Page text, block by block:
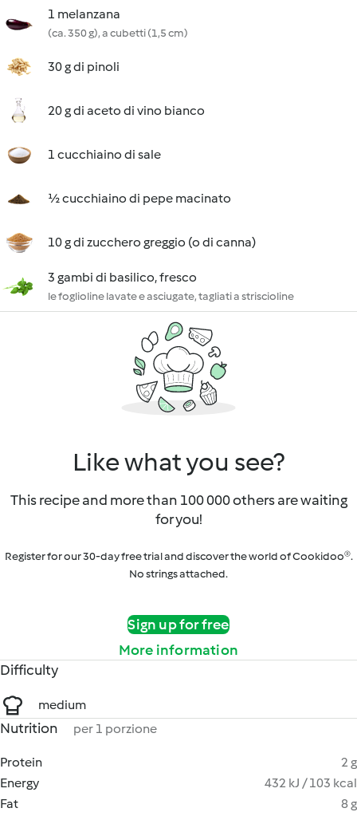
1 melanzana
(ca. 350 g), a cubetti (1,5 cm)
30 g di pinoli
20 g di aceto di vino bianco
1 cucchiaino di sale
½ cucchiaino di pepe macinato
10 g di zucchero greggio (o di canna)
3 gambi di basilico, fresco
le foglioline lavate e asciugate, tagliati a striscioline
Like what you see?
This recipe and more than 100 000 others are waiting
for you!
Register for our 30-day free trial and discover the world of Cookidoo®.
No strings attached.
Sign up for free
More information
Difficulty
medium
Nutrition per 1 porzione
Protein
2 g
Energy
432 kJ / 103 kcal
Fat
8 g